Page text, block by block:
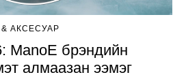
АКСЕСУАР
ManoE брэндийн
алмаазан ээмэг